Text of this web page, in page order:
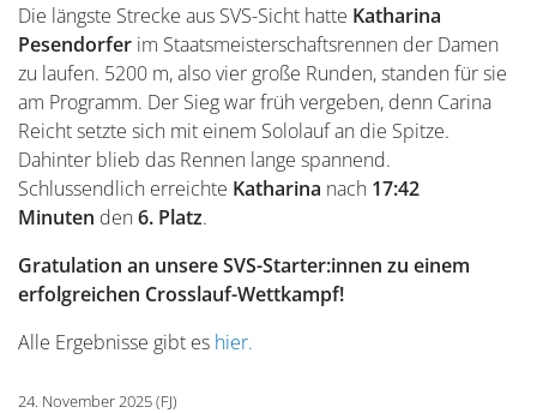
Die längste Strecke aus SVS-Sicht hatte Katharina
Pesendorfer im Staatsmeisterschaftsrennen der Damen
zu laufen. 5200 m, also vier große Runden, standen für sie
am Programm. Der Sieg war früh vergeben, denn Carina
Reicht setzte sich mit einem Sololauf an die Spitze.
Dahinter blieb das Rennen lange spannend.
Schlussendlich erreichte Katharina nach 17:42
Minuten den6. Platz.
Gratulation an unsere SVS-Starter:innen zu einem
erfolgreichen Crosslauf-Wettkampf!
Alle Ergebnisse gibt es hier.
24. November 2025 (FJ)